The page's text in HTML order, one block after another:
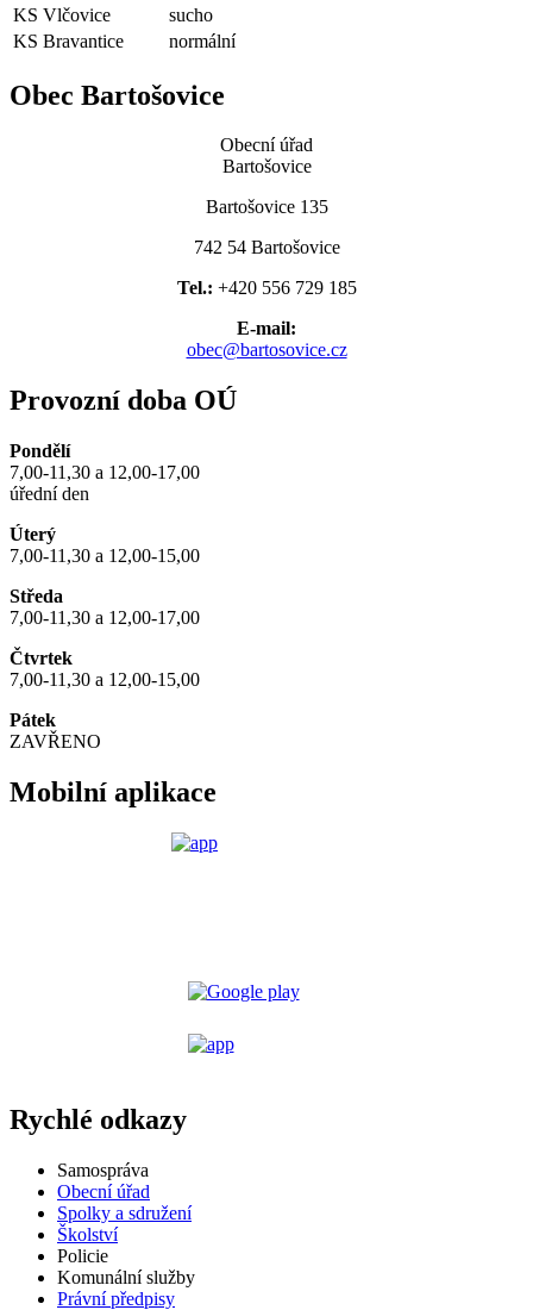
KS Vlčovice
sucho
KS Bravantice
normální
Obec Bartošovice
Obecní úřad
Bartošovice
Bartošovice 135
742 54 Bartošovice
Tel.: +420 556 729 185
E-mail:
obec@bartosovice.cz
Provozní doba OÚ
Pondělí
7,00-11,30 a 12,00-17,00
úřední den
Úterý
7,00-11,30 a 12,00-15,00
Středa
7,00-11,30 a 12,00-17,00
Čtvrtek
7,00-11,30 a 12,00-15,00
Pátek
ZAVŘENO
Mobilní aplikace
Rychlé odkazy
Samospráva
Obecní úřad
Spolky a sdružení
Školství
Policie
Komunální služby
Právní předpisy